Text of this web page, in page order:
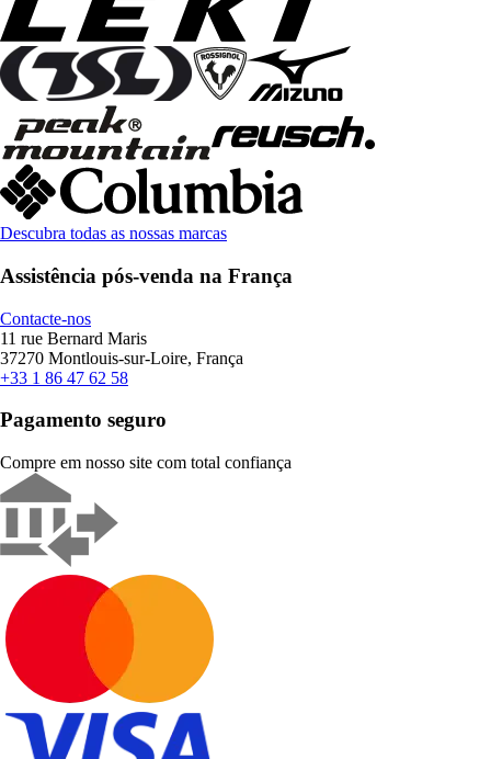
Descubra todas as nossas marcas
Assistência pós-venda na França
Contacte-nos
11 rue Bernard Maris
37270 Montlouis-sur-Loire, França
+33 1 86 47 62 58
Pagamento seguro
Compre em nosso site com total confiança